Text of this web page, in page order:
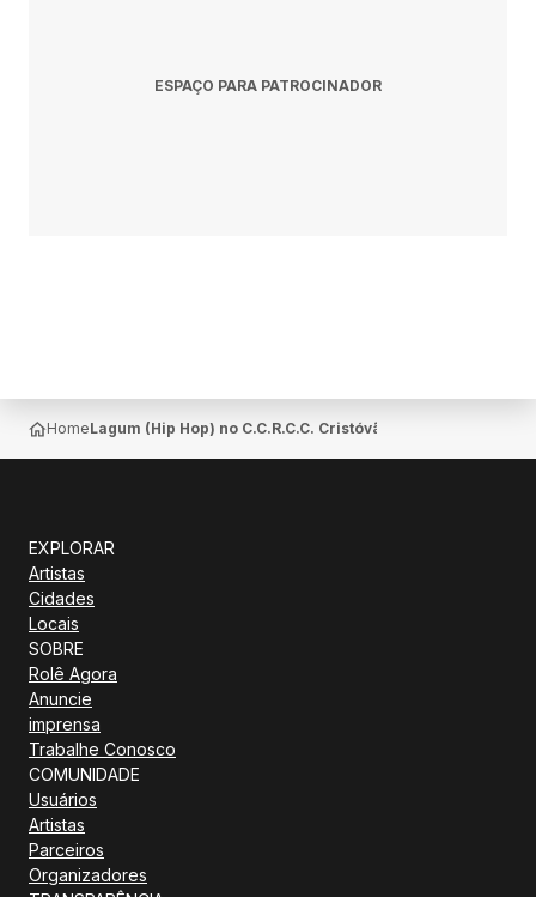
ESPAÇO PARA PATROCINADOR
HomeLagum (Hip Hop) no C.C.R.C.C. Cristóvão Colombo —
EXPLORAR
Artistas
Cidades
Locais
SOBRE
Rolê Agora
Anuncie
imprensa
Trabalhe Conosco
COMUNIDADE
Usuários
Artistas
Parceiros
Organizadores